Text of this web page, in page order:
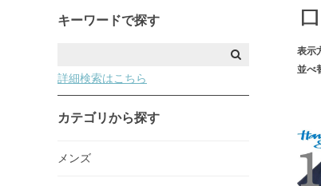
キーワードで探す
詳細検索はこちら
カテゴリから探す
メンズ
表示
並べ